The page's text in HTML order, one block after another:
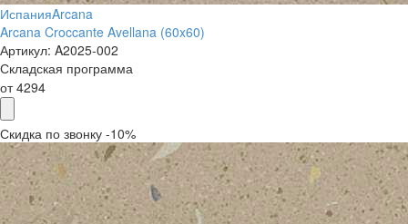
ИспанияArcana
Arcana Croccante Avellana (60x60)
Артикул: A2025-002
Складская программа
от4294
Скидка по звонку -10%